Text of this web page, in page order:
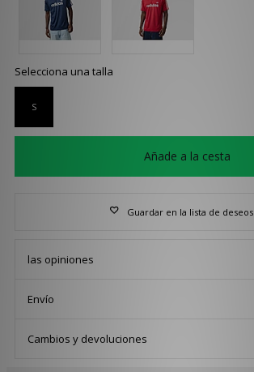
Selecciona una talla
S
Añade a la cesta
Guardar en la lista de deseos
las opiniones
Envío
Cambios y devoluciones